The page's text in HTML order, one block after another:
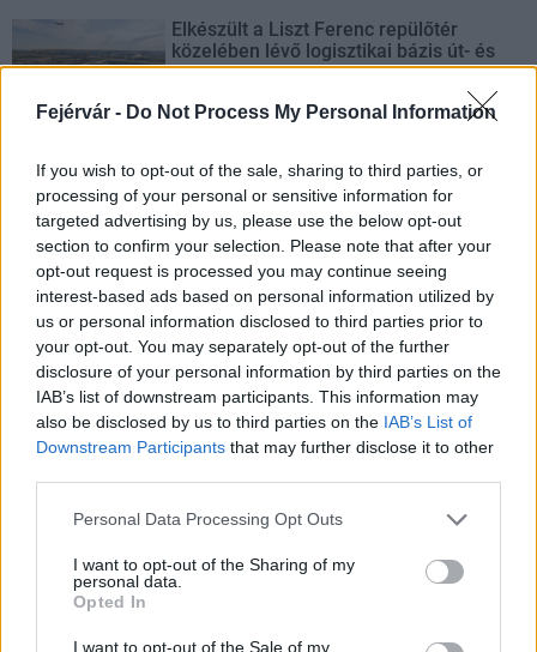
Fejérvár - Do Not Process My Personal Information
If you wish to opt-out of the sale, sharing to third parties, or
processing of your personal or sensitive information for
targeted advertising by us, please use the below opt-out
section to confirm your selection. Please note that after your
opt-out request is processed you may continue seeing
interest-based ads based on personal information utilized by
us or personal information disclosed to third parties prior to
your opt-out. You may separately opt-out of the further
disclosure of your personal information by third parties on the
IAB’s list of downstream participants. This information may
also be disclosed by us to third parties on the IAB’s List of
Downstream Participants that may further disclose it to other
Please note that this website/app uses one or more Google
not limited to your visit or usage behaviour. You may click to
grant or deny consent to Google and its third-party tags to
use your data for below specified purposes in below Google
consent section.
Personal Data Processing Opt Outs
I want to opt-out of the Sharing of my
personal data.
Opted In
I want to opt-out of the Sale of my
Elkészült a Liszt Ferenc repülőtér
közelében lévő logisztikai bázis út- és
közműhálózatának fejlesztése
Látlelet a hazai víziközművekről?
Egyetlen, fél évszázados vezetéken
múlt Bicske vízellátása
Épített öröksége megújításával is készül
Mohács a csata ötszázadik
évfordulójára
AJÁNLJUK MÉG